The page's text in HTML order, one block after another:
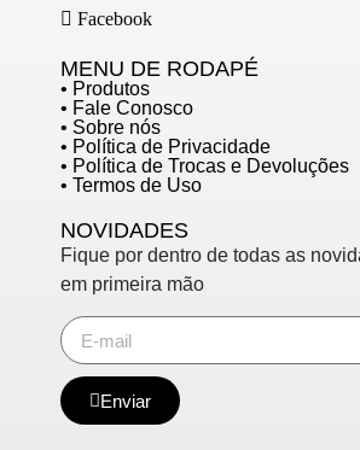
Facebook
MENU DE RODAPÉ
• Produtos
• Fale Conosco
• Sobre nós
• Política de Privacidade
• Política de Trocas e Devoluções
• Termos de Uso
NOVIDADES
Fique por dentro de todas as
em primeira mão
Enviar